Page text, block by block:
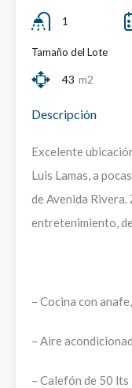
1
Tamaño del Lote
43 m2
Descripción
Excelente
Luis Lamas, a
de Avenida Rivera.
entretenimiento,
– Cocina con
– Aire
– Calefón de 50 lts